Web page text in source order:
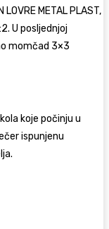
METAL PLAST,
U posljednjoj
momčad 3×3
koje počinju u
ispunjenu